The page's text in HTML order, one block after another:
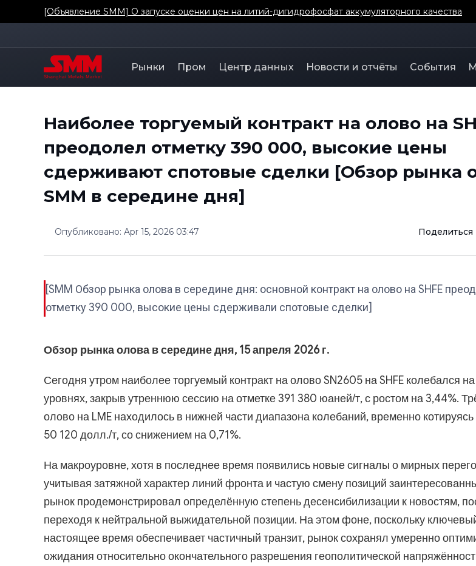
[Объявление SMM] О запуске оценки цен на литий-дигидрофосфат аккумуляторного качества
Рынки Пром Центр данных Новости и отчёты События
Наиболее торгуемый контракт на олово на
преодолел отметку 390 000, высокие цены
сдерживают спотовые сделки [Обзор рынка
SMM в середине дня]
Опубликовано: Apr 15, 2026 03:47 Поделиться
[SMM Обзор рынка олова в середине дня: основной контракт на олово на SHFE
отметку 390 000, высокие цены сдерживали спотовые сделки]
Обзор рынка олова в середине дня, 15 апреля 2026 г.
Сегодня утром наиболее торгуемый контракт на олово SN2605 на SHFE колебался
уровнях, закрыв утреннюю сессию на отметке 391 380 юаней/т, с ростом на 3,44%.
олово на LME находилось в нижней части диапазона колебаний, временно
50 120 долл./т, со снижением на 0,71%.
На макроуровне, хотя в последнее время появились новые сигналы о мирных
учитывая затяжной характер линий фронта и частую смену позиций
рынок продемонстрировал определённую степень десенсибилизации к новостям,
переходя к нейтральной выжидательной позиции. На этом фоне, поскольку
настоящее время обеспечивает частичный транзит, рынок сохранял умеренно
ожидания относительно окончательного разрешения геополитической